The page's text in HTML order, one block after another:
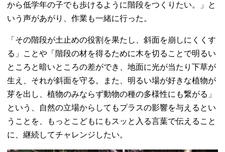
から低学年の子でも歩けるように階段をつくりたい。」と
いう声があがり、作業も一緒に行った。
「その階段が土止めの役割を果たし、斜面を崩しにくくす
る」ことや「階段の材を得るために木を切ることで明るい
ところと暗いところの差ができ、地面に光が当たり下草が
生え、それが斜面を守る。また、明るい場が好きな植物が
芽を出し、植物のみならず動物の種の多様性にも繋がる」
という、自然の立場からしてもプラスの影響を与えるとい
うことを、もっとこどもにもスッと入る言葉で伝えること
に、継続してチャレンジしたい。